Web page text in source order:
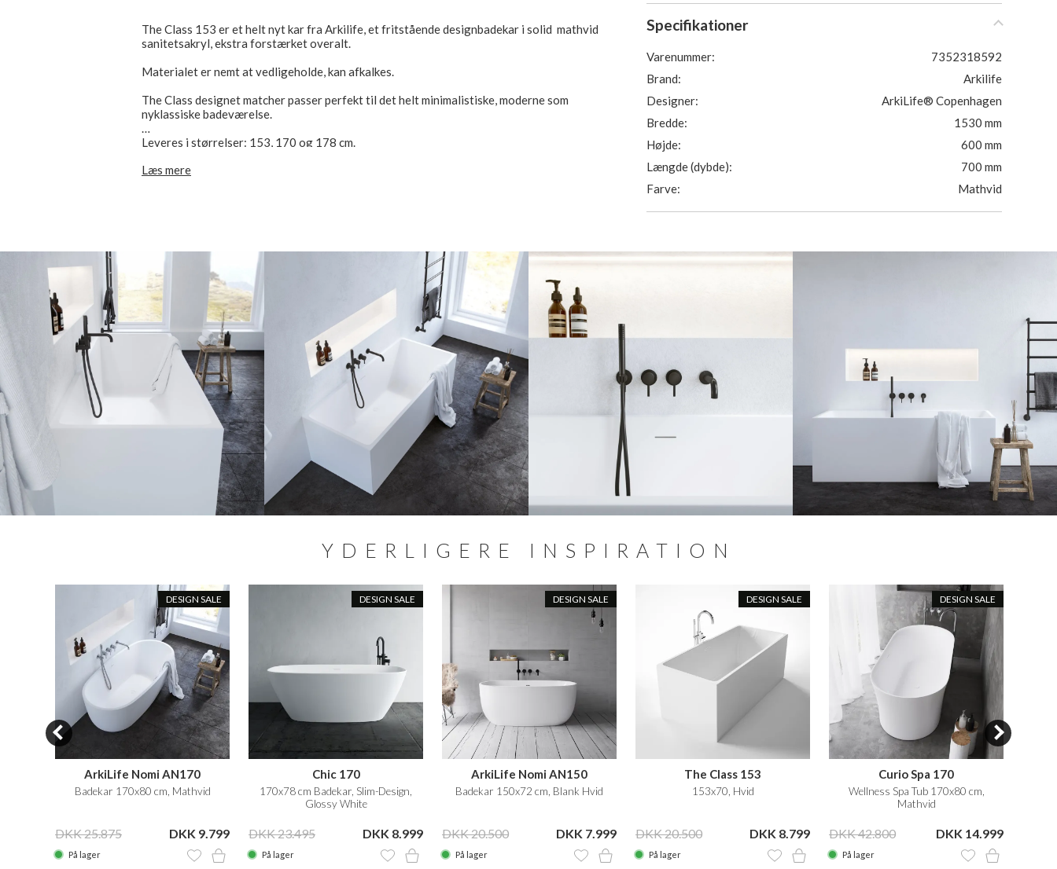
The Class 153 er et helt nyt kar fra Arkilife, et fritstående designbadekar i solid mathvid
sanitetsakryl, ekstra forstærket overalt.
Materialet er nemt at vedligeholde, kan afkalkes.
The Class designet matcher passer perfekt til det helt minimalistiske, moderne som
nyklassiske badeværelse.
Leveres i størrelser: 153, 170 og 178 cm.
Bemærk:
Læs mere
Specifikationer
Varenummer:
7352318592
Brand:
Arkilife
Designer:
ArkiLife® Copenhagen
Bredde:
1530 mm
Højde:
600 mm
Længde (dybde):
700 mm
Farve:
Mathvid
YDERLIGERE INSPIRATION
DESIGN SALE
ArkiLife Nomi AN170
Badekar 170x80 cm, Mathvid
DKK 25.875 DKK 9.799
På lager
DESIGN SALE
Chic 170
170x78 cm Badekar, Slim-Design,
Glossy White
DKK 23.495 DKK 8.999
På lager
DESIGN SALE
ArkiLife Nomi AN150
Badekar 150x72 cm, Blank Hvid
DKK 20.500 DKK 7.999
På lager
DESIGN SALE
The Class 153
153x70, Hvid
DKK 20.500 DKK 8.799
På lager
DESIGN SALE
Curio Spa 170
Wellness Spa Tub 170x80 cm,
Mathvid
DKK 42.800 DKK 14.999
På lager